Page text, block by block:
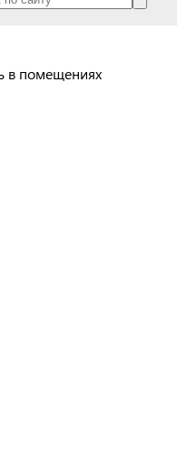
в помещениях